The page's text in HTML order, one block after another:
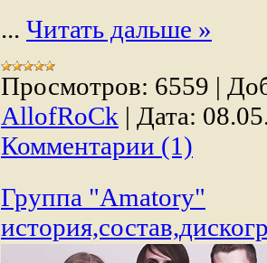
... Читать дальше »
Просмотров: 6559 |
AllofRoCk | Дата:
Комментарии (1)
Группа "Amatory"